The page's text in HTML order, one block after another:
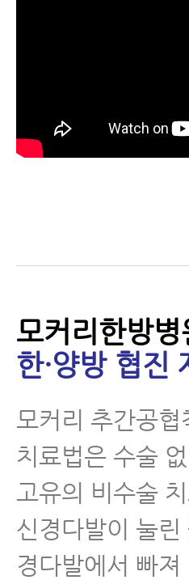
모커리한방병
한·양방 협진
모커리 추간공
치료법은 수술
고유의 비수술
신경다발이 눌
경다발에서 빠